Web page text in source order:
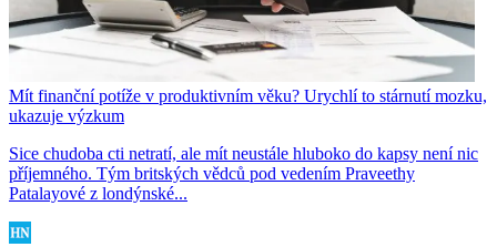
Mít finanční potíže v produktivním věku? Urychlí to stárnutí mozku,
ukazuje výzkum
Sice chudoba cti netratí, ale mít neustále hluboko do kapsy není nic
příjemného. Tým britských vědců pod vedením Praveethy
Patalayové z londýnské...